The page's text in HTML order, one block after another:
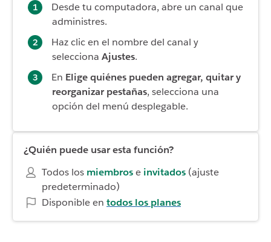
Desde tu computadora, abre un canal que
administres.
Haz clic en el nombre del canal y
selecciona Ajustes.
En Elige quiénes pueden agregar, quitar y
reorganizar pestañas, selecciona una
opción del menú desplegable.
¿Quién puede usar esta función?
Todos los miembrose invitados (ajuste
predeterminado)
Disponible en todos los planes